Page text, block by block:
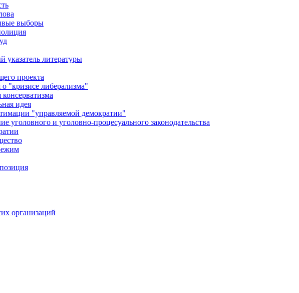
выборы
указатель литературы
проекта
"кризисе либерализма"
идея
"управляемой демократии"
уголовного и уголовно-процесуального законодательства
организаций